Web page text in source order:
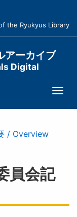
the Ryukyus Library
アーカイブ
Digital
/ Overview
員会記